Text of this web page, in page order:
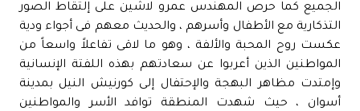
الجميع كما حرص المهندس عمرو لاشين على إلتقاط الصور
التذكارية مع الأطفال وأسرهم ، والحديث معهم فى أجواء ودية
عكست روح المحبة والألفة ، وهو ما لاقى تفاعلاً واسعاً من
المواطنين الذين أعربوا عن سعادتهم بهذه اللفتة الإنسانية
وإمتدت مظاهر البهجة والإحتفال إلى كورنيش النيل بمدينة
أسوان ، حيث شهدت المنطقة توافد الأسر والمواطنين